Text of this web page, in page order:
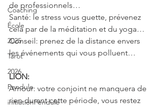
Coaching
École
2025
Tarot
2026
Pendule
initiationPendule
de professionnels…
Santé: le stress vous guette, prévenez
cela par de la méditation et du yoga…
Conseil: prenez de la distance envers
les événements qui vous polluent…
LION:
Amour: votre conjoint ne manquera de
rien durant cette période, vous restez